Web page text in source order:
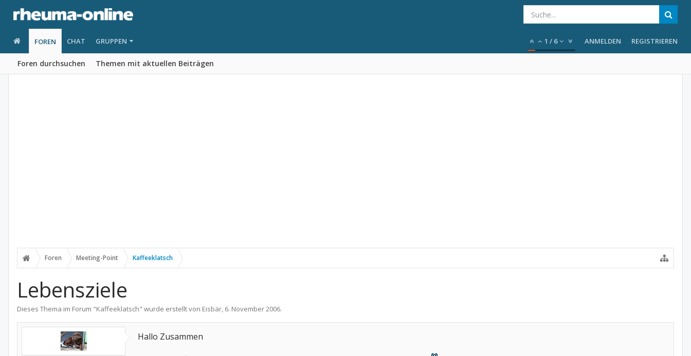
FOREN
Foren durchsuchen Themen mit aktuellen Beiträgen
CHAT GRUPPEN 1 / 6 ANMELDEN REGISTRIEREN
Foren Meeting-Point Kaffeeklatsch
Lebensziele
Dieses Thema im Forum "Kaffeeklatsch" wurde erstellt von Eisbär, 6. November 2006.
Hallo Zusammen